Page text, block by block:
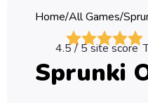
Games
Car
Games
Home/All Games/
4.5/ 5 site score
Sprunki